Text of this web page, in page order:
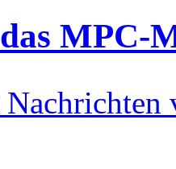
MPC-
Nachrichten